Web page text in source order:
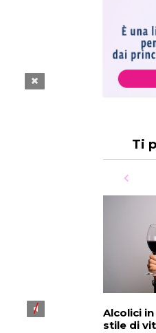
Ti
menopausa?
Alcolici
stile di